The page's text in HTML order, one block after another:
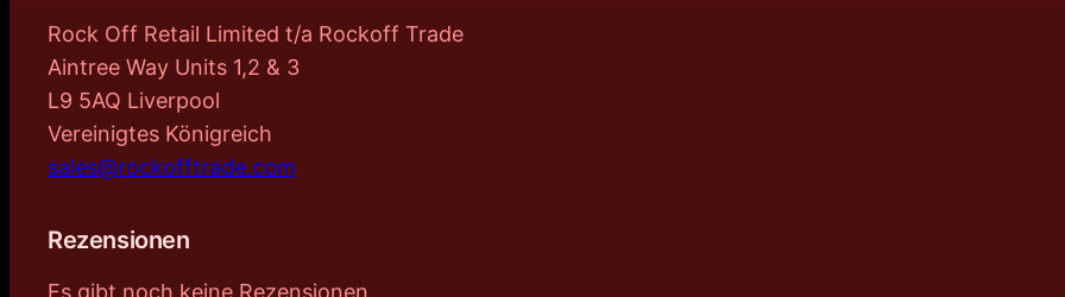
Rock Off Retail Limited t/a Rockoff Trade
Aintree Way Units 1,2 & 3
L9 5AQ Liverpool
Vereinigtes Königreich
sales@rockofftrade.com
Rezensionen
Es gibt noch keine Rezensionen.